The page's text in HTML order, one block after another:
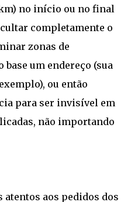
no início ou no final
completamente o
zonas de
um endereço (sua
ou então
para ser invisível em
não importando
atentos aos pedidos dos